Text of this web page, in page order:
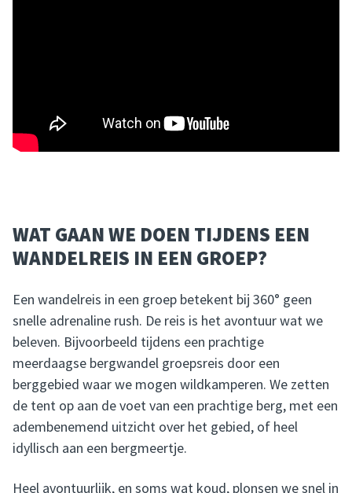
WAT GAAN WE DOEN TIJDENS EEN
WANDELREIS IN EEN GROEP?
Een wandelreis in een groep betekent bij 360° geen
snelle adrenaline rush. De reis is het avontuur wat we
beleven. Bijvoorbeeld tijdens een prachtige
meerdaagse bergwandel groepsreis door een
berggebied waar we mogen wildkamperen. We zetten
de tent op aan de voet van een prachtige berg, met een
adembenemend uitzicht over het gebied, of heel
idyllisch aan een bergmeertje.
Heel avontuurlijk, en soms wat koud, plonsen we snel in